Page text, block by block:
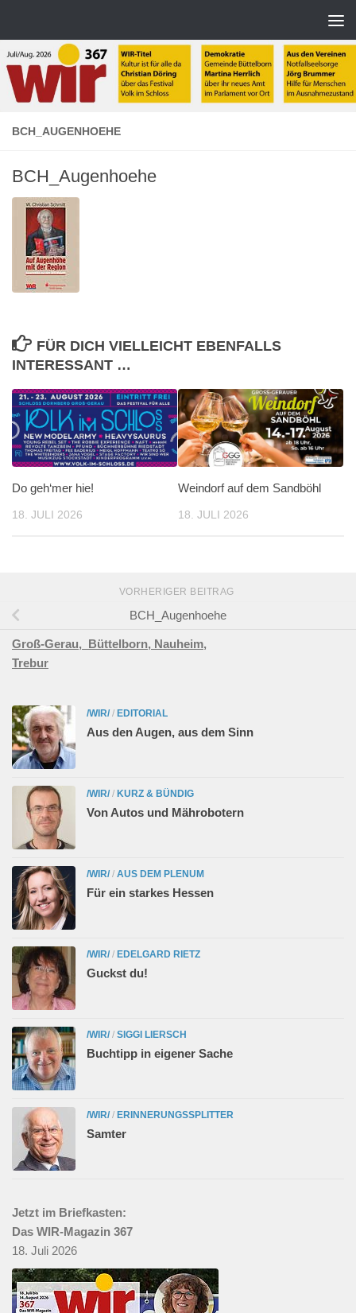
BCH_AUGENHOEHE
BCH_Augenhoehe
FÜR DICH VIELLEICHT EBENFALLS
INTERESSANT …
Do geh‘mer hie!
18. JULI 2026
Weindorf auf dem Sandböhl
18. JULI 2026
VORHERIGER BEITRAG
BCH_Augenhoehe
Groß-Gerau, Büttelborn, Nauheim,
Trebur
/WIR/ / EDITORIAL
Aus den Augen, aus dem Sinn
/WIR/ / KURZ & BÜNDIG
Von Autos und Mährobotern
/WIR/ / AUS DEM PLENUM
Für ein starkes Hessen
/WIR/ / EDELGARD RIETZ
Guckst du!
/WIR/ / SIGGI LIERSCH
Buchtipp in eigener Sache
/WIR/ / ERINNERUNGSSPLITTER
Samter
Jetzt im Briefkasten:
Das WIR-Magazin 367
18. Juli 2026